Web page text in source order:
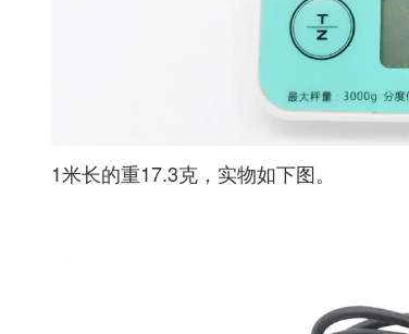
1米长的重17.3克，实物如下图。